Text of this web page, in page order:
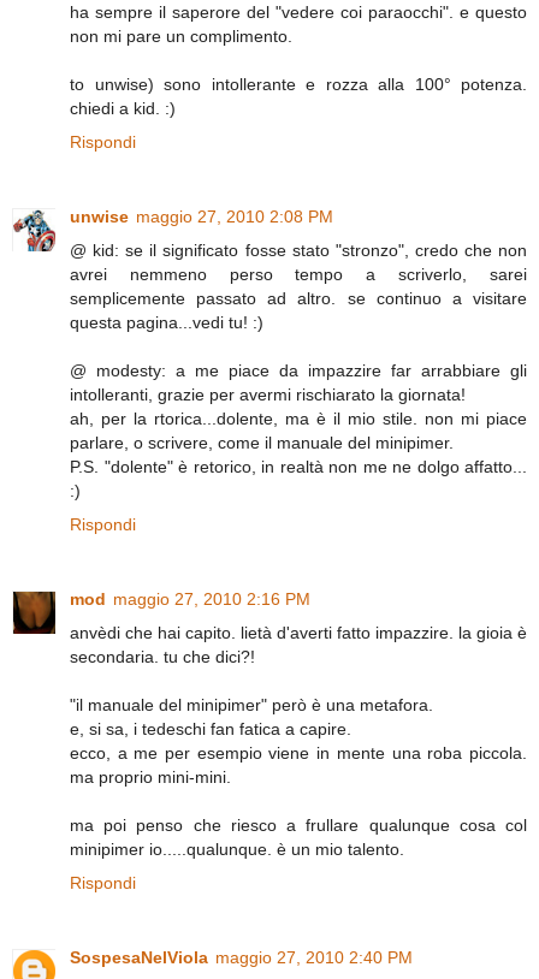
ha sempre il saperore del "vedere coi paraocchi". e questo
non mi pare un complimento.
to unwise) sono intollerante e rozza alla 100° potenza.
chiedi a kid. :)
Rispondi
unwise maggio 27, 2010 2:08 PM
@ kid: se il significato fosse stato "stronzo", credo che non
avrei nemmeno perso tempo a scriverlo, sarei
semplicemente passato ad altro. se continuo a visitare
questa pagina...vedi tu! :)
@ modesty: a me piace da impazzire far arrabbiare gli
intolleranti, grazie per avermi rischiarato la giornata!
ah, per la rtorica...dolente, ma è il mio stile. non mi piace
parlare, o scrivere, come il manuale del minipimer.
P.S. "dolente" è retorico, in realtà non me ne dolgo affatto...
:)
Rispondi
mod maggio 27, 2010 2:16 PM
anvèdi che hai capito. lietà d'averti fatto impazzire. la gioia è
secondaria. tu che dici?!
"il manuale del minipimer" però è una metafora.
e, si sa, i tedeschi fan fatica a capire.
ecco, a me per esempio viene in mente una roba piccola.
ma proprio mini-mini.
ma poi penso che riesco a frullare qualunque cosa col
minipimer io.....qualunque. è un mio talento.
Rispondi
SospesaNelViola maggio 27, 2010 2:40 PM